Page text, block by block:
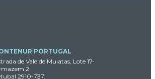
PORTUGAL
de Vale de Mulatas, Lote 17-
2
2910-737.